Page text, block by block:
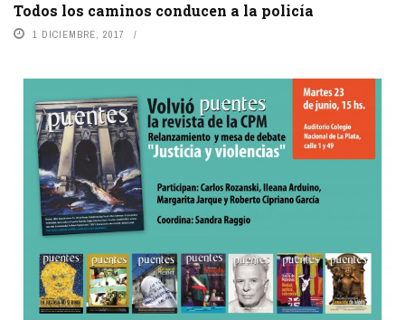
Todos los caminos conducen a la policía
1 DICIEMBRE, 2017